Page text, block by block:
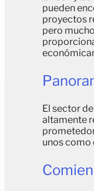
pueden
proyectos
pero
El sector
altamente
unos como